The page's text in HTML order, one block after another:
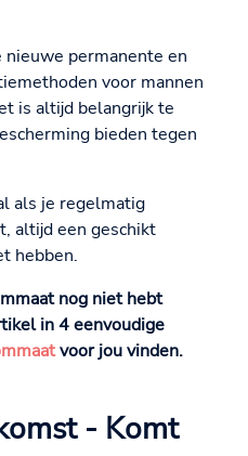
permanente en
voor mannen
is altijd belangrijk te
bieden tegen
als je regelmatig
altijd een geschikt
hebben.
nog niet hebt
in 4 eenvoudige
voor jou vinden.
- Komt